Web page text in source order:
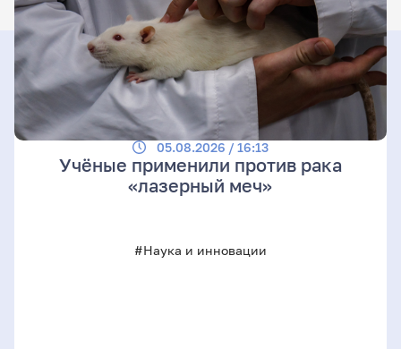
05.08.2026 / 16:13
Учёные применили против рака
«лазерный меч»
#Наука и инновации